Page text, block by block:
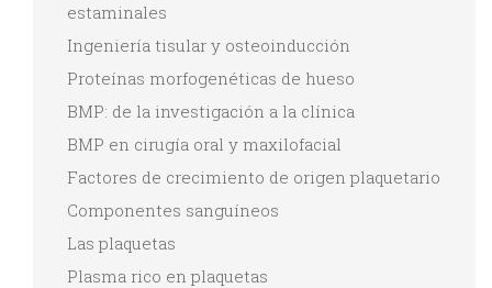
estaminales
Ingeniería tisular y osteoinducción
Proteínas morfogenéticas de hueso
BMP: de la investigación a la clínica
BMP en cirugía oral y maxilofacial
Factores de crecimiento de origen plaquetario
Componentes sanguíneos
Las plaquetas
Plasma rico en plaquetas